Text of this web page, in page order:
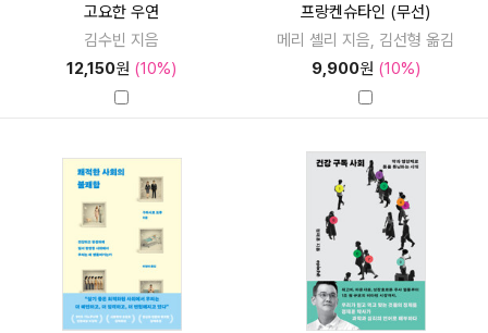
고요한 우연
김수빈 지음
12,150원 (10%)
프랑켄슈타인 (무선)
메리 셸리 지음, 김선형 옮김
9,900원 (10%)